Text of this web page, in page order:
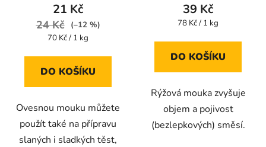
21 Kč
24 Kč
(–12 %)
Měrná
70 Kč / 1 kg
DO KOŠÍKU
Ovesnou mouku můžete
použít také na přípravu
slaných i sladkých těst,
39 Kč
Měrná
78 Kč / 1 kg
DO KOŠÍKU
Rýžová mouka zvyšuje
objem a pojivost
(bezlepkových) směsí.